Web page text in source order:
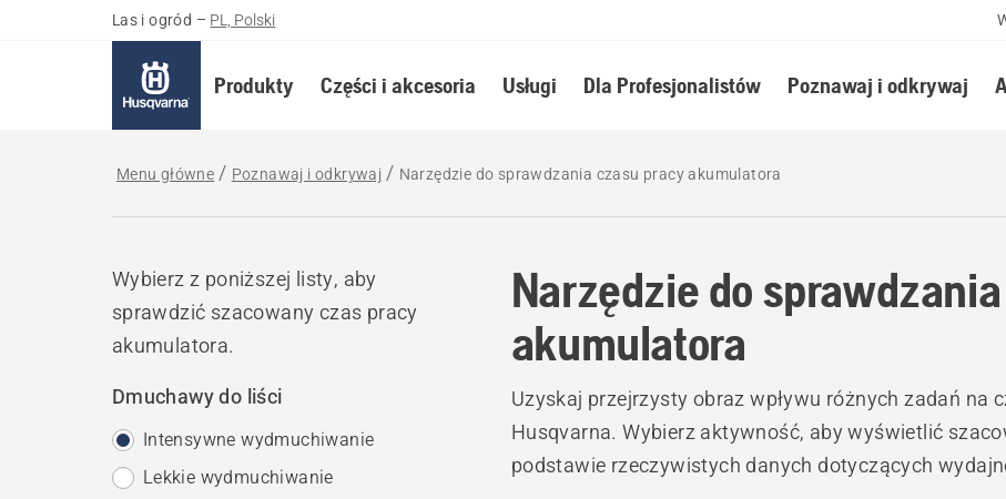
Las i ogród – PL, Polski
Produkty Części i akcesoria Usługi Dla Profesjonalistów Poznawaj i odkrywaj
Menu główne Poznawaj i odkrywaj Narzędzie do sprawdzania czasu pracy akumulatora
Wybierz z poniższej listy, aby
sprawdzić szacowany czas pracy
akumulatora.
Dmuchawy do liści
Intensywne wydmuchiwanie
Lekkie wydmuchiwanie
Narzędzie do
akumulatora
Uzyskaj przejrzysty obraz wpływu różnych zadań na
Husqvarna. Wybierz aktywność, aby wyświetlić
podstawie rzeczywistych danych dotyczących